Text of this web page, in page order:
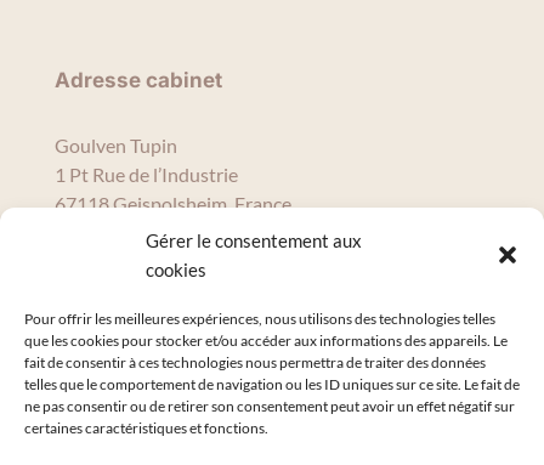
Gérer le consentement aux
cookies
Pour offrir les meilleures expériences, nous utilisons des technologies telles
que les cookies pour stocker et/ou accéder aux informations des appareils. Le
fait de consentir à ces technologies nous permettra de traiter des données
telles que le comportement de navigation ou les ID uniques sur ce site. Le fait de
ne pas consentir ou de retirer son consentement peut avoir un effet négatif sur
certaines caractéristiques et fonctions.
Adresse cabinet
Goulven Tupin
1 Pt Rue de l’Industrie
67118 Geispolsheim, France
tupinosteopro@gmail.com
09 56 16 68 95
Horaires de consultation
Lundi au vendredi 9H – 19H